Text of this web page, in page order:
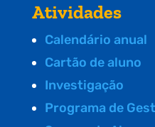
Atividades
Calendário anual
Cartão de aluno
Investigação
Programa de